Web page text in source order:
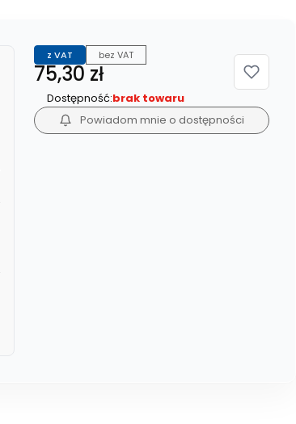
z VAT bez VAT
Cena
75,30 zł
Dostępność:brak towaru
Powiadom mnie o dostępności